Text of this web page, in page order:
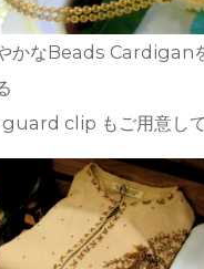
かなBeads Cardigan
clip もご用意して